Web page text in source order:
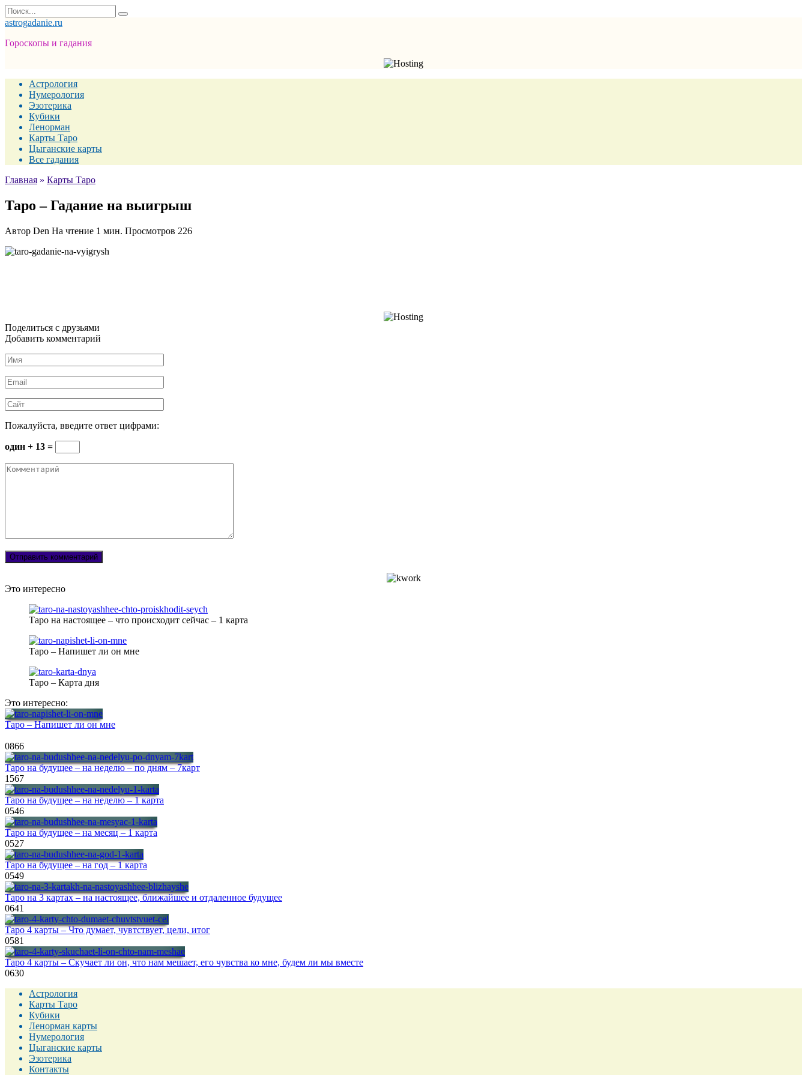
Перейти
к
содержанию
Search
for:
astrogadanie.ru
Гороскопы и гадания
Астрология
Нумерология
Эзотерика
Кубики
Ленорман
Карты Таро
Цыганские карты
Все гадания
Главная » Карты Таро
Таро – Гадание на выигрыш
Автор Den На чтение 1 мин. Просмотров 226
Поделиться с друзьями
Добавить комментарий
Имя
*
Email
*
Сайт
Пожалуйста, введите ответ цифрами:
один + 13 =
Комментарий
Это интересно
Таро на настоящее – что происходит сейчас – 1 карта
Таро – Напишет ли он мне
Таро – Карта дня
Это интересно:
Таро – Напишет ли он мне
0866
Таро на будущее – на неделю – по дням – 7карт
1 567
Таро на будущее – на неделю – 1 карта
0546
Таро на будущее – на месяц – 1 карта
0527
Таро на будущее – на год – 1 карта
0549
Таро на 3 картах – на настоящее, ближайшее и отдаленное будущее
0641
Таро 4 карты – Что думает, чувтствует, цели, итог
0581
Таро 4 карты – Скучает ли он, что нам мешает, его чувства ко мне, будем ли мы вместе
0630
Астрология
Карты Таро
Кубики
Ленорман карты
Нумерология
Цыганские карты
Эзотерика
Контакты